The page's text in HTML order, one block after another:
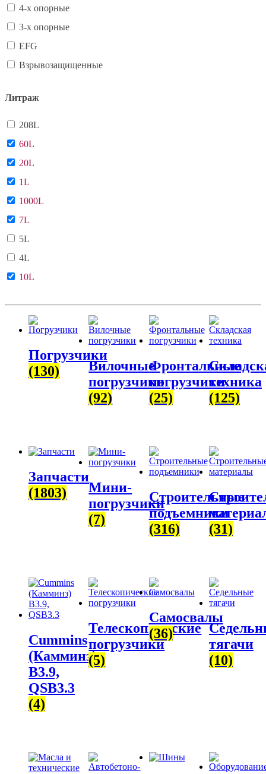
4-х опорные
3-х опорные
EFG
Взрывозащищенные
Литраж
208L
60L
20L
1L
1000L
7L
5L
4L
10L
Погрузчики
(130)
Вилочные
погрузчики
(92)
Фронтальные
погрузчики
(25)
техника
(125)
Запчасти
(1803)
Мини-
погрузчики
(7)
Строительные
подъемники
(316)
(31)
Cummins
(Камминз)
B3.9,
QSB3.3
(4)
Телескопические
погрузчики
(5)
Самосвалы
(36)
тягачи
(10)